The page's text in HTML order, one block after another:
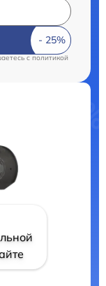
c политикой